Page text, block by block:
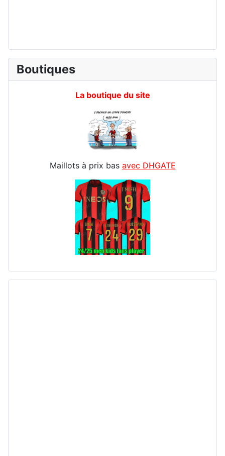
Boutiques
La boutique du site
Maillots à prix bas avec DHGATE